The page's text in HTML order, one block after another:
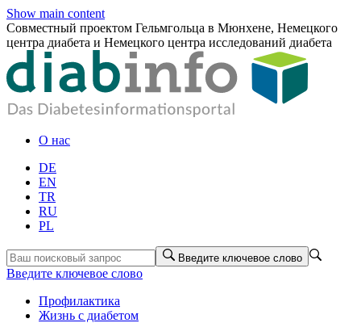
Show main content
Совместный проектом Гельмгольца в Мюнхене, Немецкого
центра диабета и Немецкого центра исследований диабета
О нас
DE
EN
TR
RU
PL
Введите ключевое слово
Введите ключевое слово
Профилактика
Жизнь с диабетом